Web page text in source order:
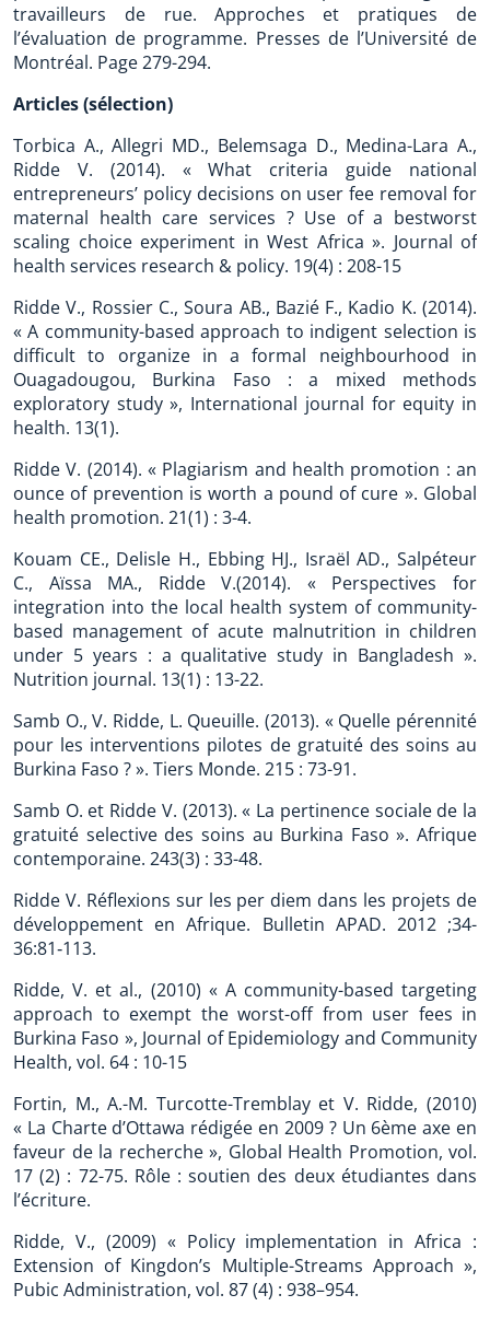
travailleurs de rue. Approches et pratiques de
l’évaluation de programme. Presses de l’Université de
Montréal. Page 279-294.
Articles (sélection)
Torbica A., Allegri MD., Belemsaga D., Medina-Lara A.,
Ridde V. (2014). « What criteria guide national
entrepreneurs’ policy decisions on user fee removal for
maternal health care services ? Use of a bestworst
scaling choice experiment in West Africa ». Journal of
health services research & policy. 19(4) : 208-15
Ridde V., Rossier C., Soura AB., Bazié F., Kadio K. (2014).
« A community-based approach to indigent selection is
difficult to organize in a formal neighbourhood in
Ouagadougou, Burkina Faso : a mixed methods
exploratory study », International journal for equity in
health. 13(1).
Ridde V. (2014). « Plagiarism and health promotion : an
ounce of prevention is worth a pound of cure ». Global
health promotion. 21(1) : 3-4.
Kouam CE., Delisle H., Ebbing HJ., Israël AD., Salpéteur
C., Aïssa MA., Ridde V.(2014). « Perspectives for
integration into the local health system of community-
based management of acute malnutrition in children
under 5 years : a qualitative study in Bangladesh ».
Nutrition journal. 13(1) : 13-22.
Samb O., V. Ridde, L. Queuille. (2013). « Quelle pérennité
pour les interventions pilotes de gratuité des soins au
Burkina Faso ? ». Tiers Monde. 215 : 73-91.
Samb O. et Ridde V. (2013). « La pertinence sociale de la
gratuité selective des soins au Burkina Faso ». Afrique
contemporaine. 243(3) : 33-48.
Ridde V. Réflexions sur les per diem dans les projets de
développement en Afrique. Bulletin APAD. 2012 ;34-
36:81‑113.
Ridde, V. et al., (2010) « A community-based targeting
approach to exempt the worst-off from user fees in
Burkina Faso », Journal of Epidemiology and Community
Health, vol. 64 : 10-15
Fortin, M., A.-M. Turcotte-Tremblay et V. Ridde, (2010)
« La Charte d’Ottawa rédigée en 2009 ? Un 6ème axe en
faveur de la recherche », Global Health Promotion, vol.
17 (2) : 72-75. Rôle : soutien des deux étudiantes dans
l’écriture.
Ridde, V., (2009) « Policy implementation in Africa :
Extension of Kingdon’s Multiple-Streams Approach »,
Pubic Administration, vol. 87 (4) : 938–954.